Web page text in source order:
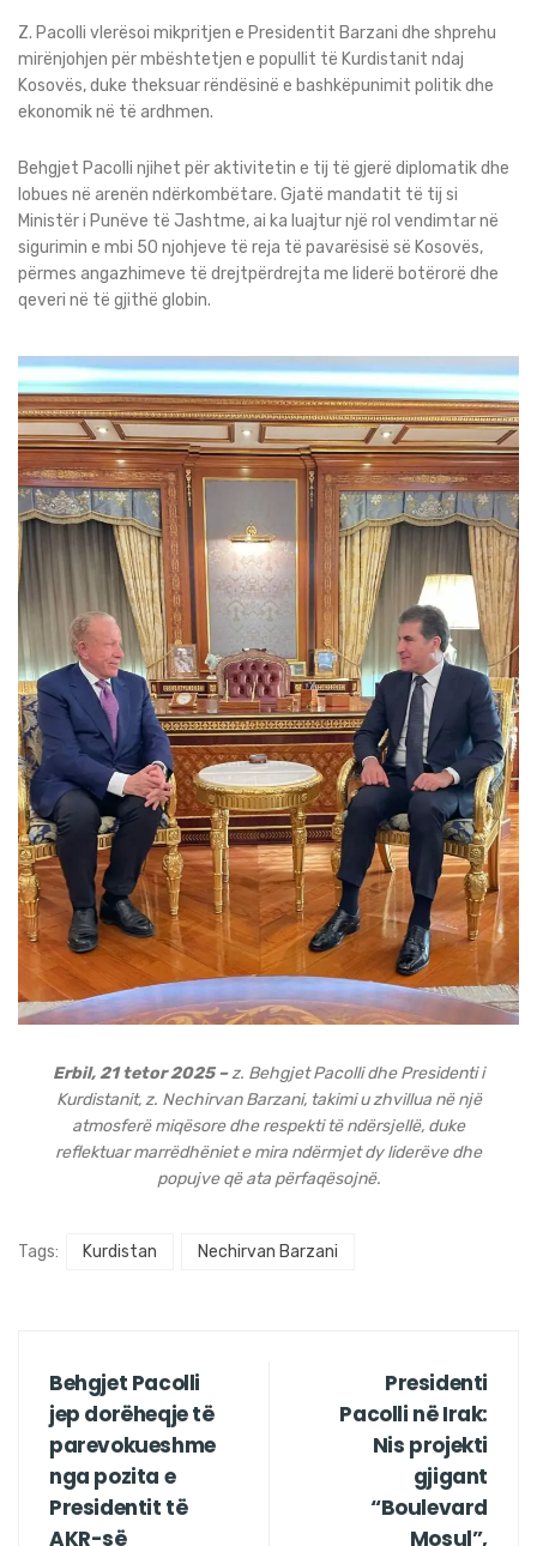
Z. Pacolli vlerësoi mikpritjen e Presidentit Barzani dhe shprehu
mirënjohjen për mbështetjen e popullit të Kurdistanit ndaj
Kosovës, duke theksuar rëndësinë e bashkëpunimit politik dhe
ekonomik në të ardhmen.
Behgjet Pacolli njihet për aktivitetin e tij të gjerë diplomatik dhe
lobues në arenën ndërkombëtare. Gjatë mandatit të tij si
Ministër i Punëve të Jashtme, ai ka luajtur një rol vendimtar në
sigurimin e mbi 50 njohjeve të reja të pavarësisë së Kosovës,
përmes angazhimeve të drejtpërdrejta me liderë botërorë dhe
qeveri në të gjithë globin.
Erbil, 21 tetor 2025 –z. Behgjet Pacolli dhe Presidenti i
Kurdistanit, z. Nechirvan Barzani, takimi u zhvillua në një
atmosferë miqësore dhe respekti të ndërsjellë, duke
reflektuar marrëdhëniet e mira ndërmjet dy liderëve dhe
popujve që ata përfaqësojnë.
Tags: Kurdistan Nechirvan Barzani
Behgjet Pacolli
jep dorëheqje të
parevokueshme
nga pozita e
Presidentit të
AKR-së
Presidenti
Pacolli në Irak:
Nis projekti
gjigant
“Boulevard
Mosul”,